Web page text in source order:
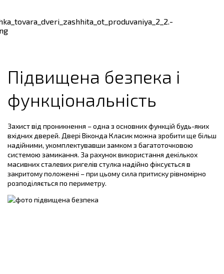
Підвищена безпека і
функціональність
Захист від проникнення – одна з основних функцій будь-яких
вхідних дверей. Двері Віконда Класик можна зробити ще більш
надійними, укомплектувавши замком з багатоточковою
системою замикання. За рахунок використання декількох
масивних сталевих ригелів стулка надійно фіксується в
закритому положенні – при цьому сила притиску рівномірно
розподіляється по периметру.